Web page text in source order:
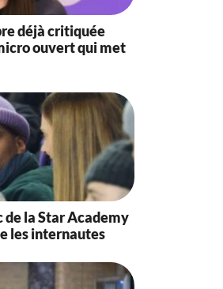
déjà critiquée
ouvert qui met
de la Star Academy
les internautes